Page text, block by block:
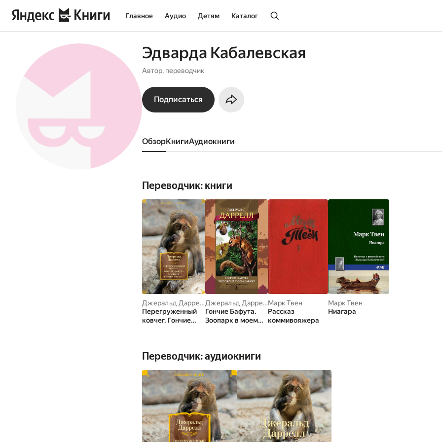
Главное Аудио Детям Каталог
Эдварда Кабалевская
Автор, переводчик
Подписаться
Обзор книги аудиокниги
Переводчик: книги
Джеральд Даррелл
Перегруженный
ковчег. Гончие
Джеральд Даррелл
Гончие Бафута.
Зоопарк в моем
Марк Твен
Рассказ
коммивояжера
Марк Твен
Ниагара
Переводчик: аудиокниги